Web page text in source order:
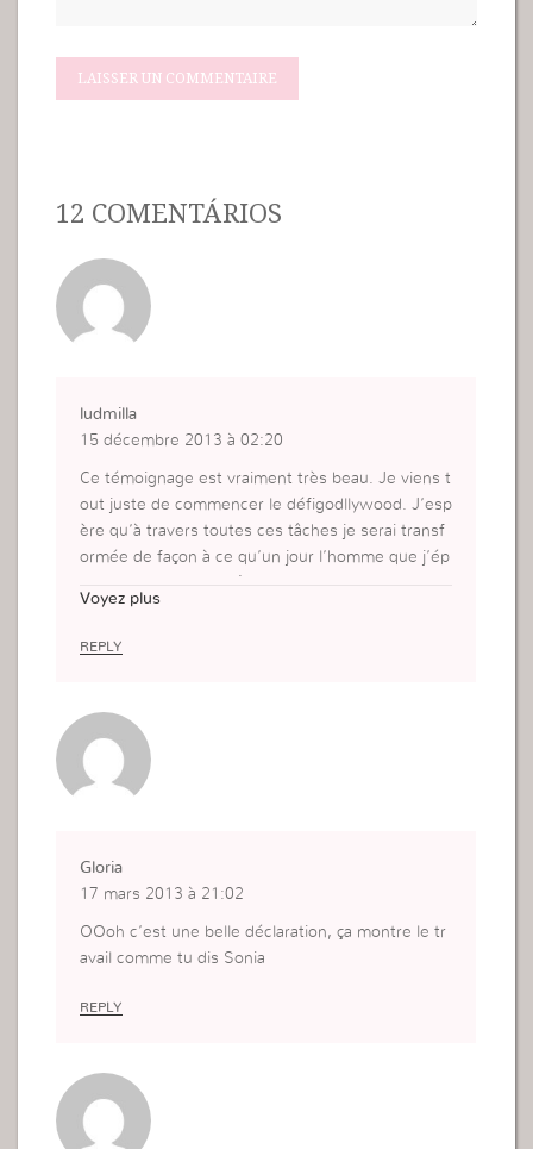
12 COMENTÁRIOS
ludmilla
15 décembre 2013 à 02:20
Ce témoignage est vraiment très beau. Je viens t
out juste de commencer le défigodllywood. J’esp
ère qu’à travers toutes ces tâches je serai transf
ormée de façon à ce qu’un jour l’homme que j’ép
Voyez plus
REPLY
Gloria
17 mars 2013 à 21:02
OOoh c’est une belle déclaration, ça montre le tr
avail comme tu dis Sonia
REPLY